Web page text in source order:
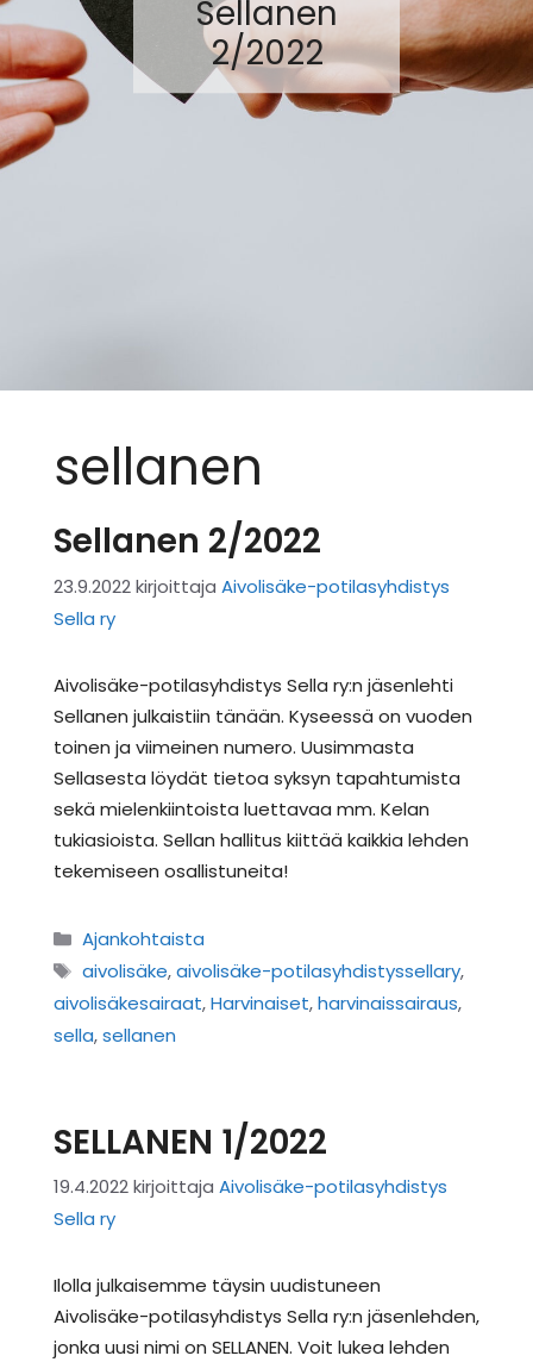
Sellanen
2/2022
sellanen
Sellanen 2/2022
23.9.2022kirjoittaja Aivolisäke-potilasyhdistys
Sella ry
Aivolisäke-potilasyhdistys Sella ry:n jäsenlehti
Sellanen julkaistiin tänään. Kyseessä on vuoden
toinen ja viimeinen numero. Uusimmasta
Sellasesta löydät tietoa syksyn tapahtumista
sekä mielenkiintoista luettavaa mm. Kelan
tukiasioista. Sellan hallitus kiittää kaikkia lehden
tekemiseen osallistuneita!
Kategoriat
Ajankohtaista
Avainsanat
aivolisäke,aivolisäke-potilasyhdistyssellary,
aivolisäkesairaat,Harvinaiset,harvinaissairaus,
sella,sellanen
SELLANEN 1/2022
19.4.2022kirjoittaja Aivolisäke-potilasyhdistys
Sella ry
Ilolla julkaisemme täysin uudistuneen
Aivolisäke-potilasyhdistys Sella ry:n jäsenlehden,
jonka uusi nimi on SELLANEN. Voit lukea lehden